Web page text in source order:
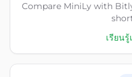
Compare MiniLy with
เรียนรู้